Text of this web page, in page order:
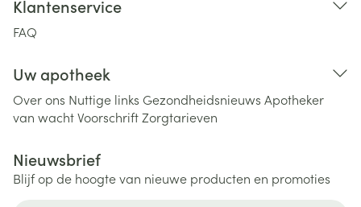
Klantenservice
FAQ
Uw apotheek
Over ons Nuttige links Gezondheidsnieuws Apotheker
van wachtVoorschriftZorgtarieven
Nieuwsbrief
Blijf op de hoogte van nieuwe producten en promoties